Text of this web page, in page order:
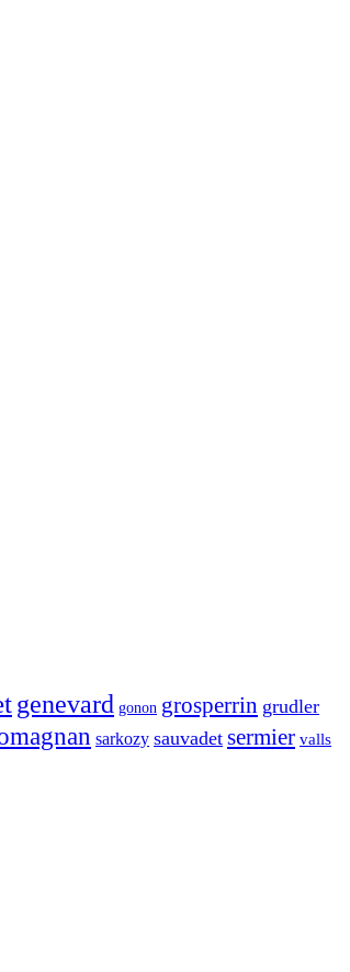
genevard gonon grosperrin grudler
sarkozy sauvadet sermier valls